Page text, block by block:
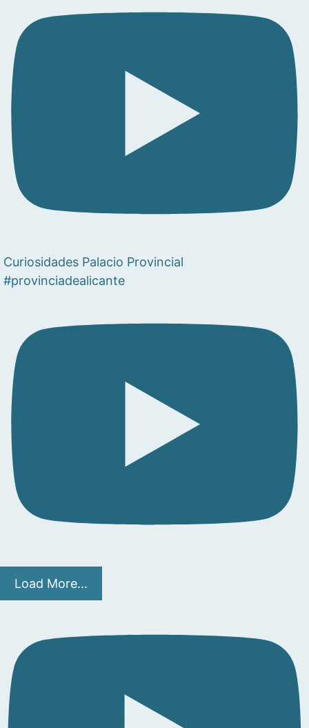
Curiosidades Palacio Provincial
#provinciadealicante
Load More...